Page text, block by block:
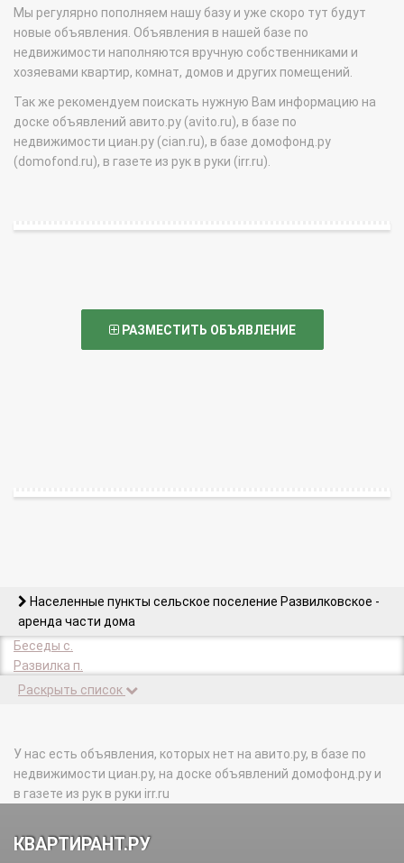
Мы регулярно пополняем нашу базу и уже скоро тут будут
новые объявления. Объявления в нашей базе по
недвижимости наполняются вручную собственниками и
хозяевами квартир, комнат, домов и других помещений.
Так же рекомендуем поискать нужную Вам информацию на
доске объявлений авито.ру (avito.ru), в базе по
недвижимости циан.ру (cian.ru), в базе домофонд.ру
(domofond.ru), в газете из рук в руки (irr.ru).
РАЗМЕСТИТЬ ОБЪЯВЛЕНИЕ
Населенные пункты сельское поселение Развилковское -
аренда части дома
Беседы с.
Развилка п.
Раскрыть список
У нас есть объявления, которых нет на авито.ру, в базе по
недвижимости циан.ру, на доске объявлений домофонд.ру и
в газете из рук в руки irr.ru
КВАРТИРАНТ.РУ